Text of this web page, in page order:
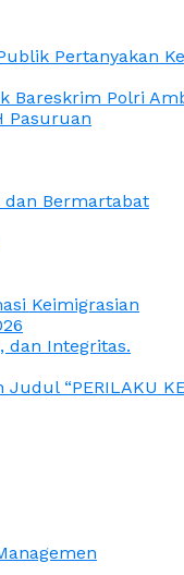
Pertanyakan
Bareskrim Polri
Pasuruan
dan Bermartabat
Keimigrasian
dan Integritas.
“PERILAKU